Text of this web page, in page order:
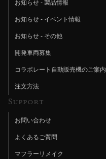
お知らせ - 製品情報
お知らせ - イベント情報
お知らせ - その他
開発車両募集
コラボレート自動販売機のご案内
注文方法
Support
お問い合わせ
よくあるご質問
マフラーリメイク